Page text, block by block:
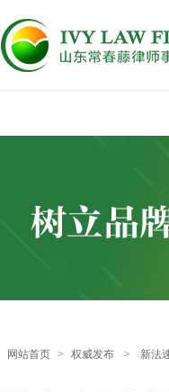
网站首页 > 权威发布 > 新法